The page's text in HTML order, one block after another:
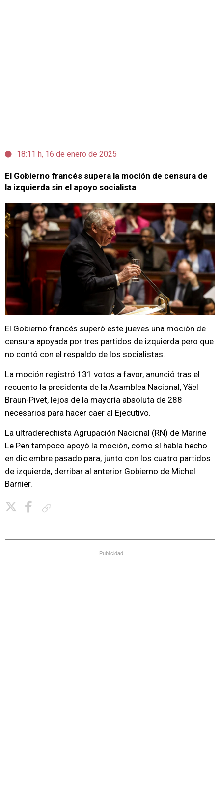
18:11 h, 16 de enero de 2025
El Gobierno francés supera la moción de censura de
la izquierda sin el apoyo socialista
El Gobierno francés superó este jueves una moción de
censura apoyada por tres partidos de izquierda pero que
no contó con el respaldo de los socialistas.
La moción registró 131 votos a favor, anunció tras el
recuento la presidenta de la Asamblea Nacional, Yäel
Braun-Pivet, lejos de la mayoría absoluta de 288
necesarios para hacer caer al Ejecutivo.
La ultraderechista Agrupación Nacional (RN) de Marine
Le Pen tampoco apoyó la moción, como sí había hecho
en diciembre pasado para, junto con los cuatro partidos
de izquierda, derribar al anterior Gobierno de Michel
Barnier.
Publicidad